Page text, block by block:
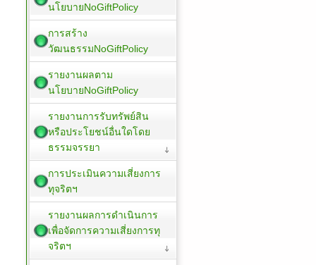
นโยบายNoGiftPolicy
การสร้าง
วัฒนธรรมNoGiftPolicy
รายงานผลตาม
นโยบายNoGiftPolicy
รายงานการรับทรัพย์สิน
หรือประโยชน์อื่นใดโดย
ธรรมจรรยา
การประเมินความเสี่ยงการ
ทุจริตฯ
รายงานผลการดำเนินการ
เพื่อจัดการความเสี่ยงการทุ
จริตฯ